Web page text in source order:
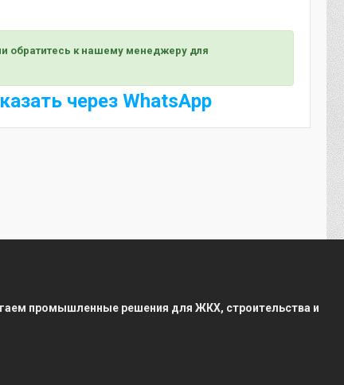
обратитесь к нашему менеджеру для
через WhatsApp
промышленные решения для ЖКХ, строительства и